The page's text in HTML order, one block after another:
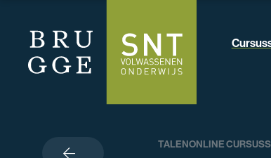
TALENONLINE